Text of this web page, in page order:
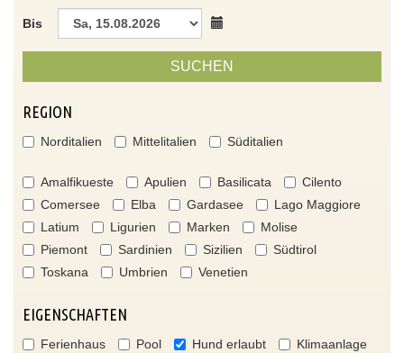
Bis
SUCHEN
REGION
Norditalien Mittelitalien Süditalien
Amalfikueste Apulien Basilicata
Cilento
Comersee
Elba Gardasee
Lago Maggiore
Latium
Ligurien Marken
Molise
Piemont
Sardinien Sizilien
Südtirol
Toskana
Umbrien Venetien
EIGENSCHAFTEN
Ferienhaus Pool Hund erlaubt Klimaanlage